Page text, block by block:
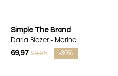
Simple The Brand
Darla Blazer - Marine
69,97 99,95 -30%